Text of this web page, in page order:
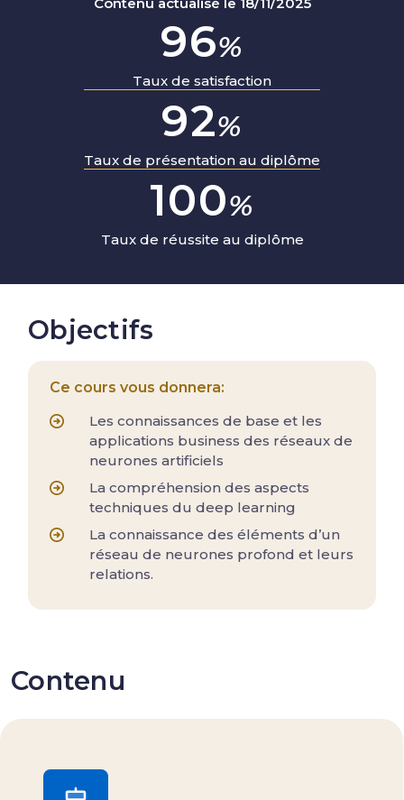
96%
Taux de satisfaction
92%
Taux de présentation au diplôme
100%
Taux de réussite au diplôme
Objectifs
Ce cours vous donnera:
Les connaissances de base et les
applications business des réseaux de
neurones artificiels
La compréhension des aspects
techniques du deep learning
La connaissance des éléments d’un
réseau de neurones profond et leurs
relations.
Contenu